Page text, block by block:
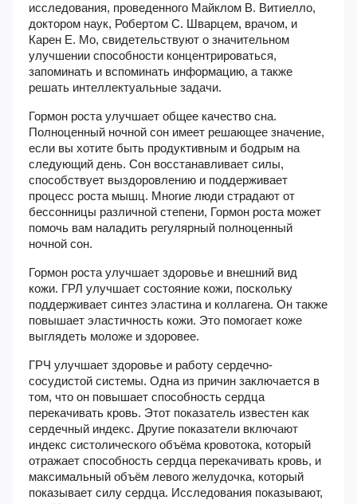
исследования, проведенного Майклом В. Витиелло,
доктором наук, Робертом С. Шварцем, врачом, и
Карен Е. Мо, свидетельствуют о значительном
улучшении способности концентрироваться,
запоминать и вспоминать информацию, а также
решать интеллектуальные задачи.
Гормон роста улучшает общее качество сна.
Полноценный ночной сон имеет решающее значение,
если вы хотите быть продуктивным и бодрым на
следующий день. Сон восстанавливает силы,
способствует выздоровлению и поддерживает
процесс роста мышц. Многие люди страдают от
бессонницы различной степени, Гормон роста может
помочь вам наладить регулярный полноценный
ночной сон.
Гормон роста улучшает здоровье и внешний вид
кожи. ГРЛ улучшает состояние кожи, поскольку
поддерживает синтез эластина и коллагена. Он также
повышает эластичность кожи. Это помогает коже
выглядеть моложе и здоровее.
ГРЧ улучшает здоровье и работу сердечно-
сосудистой системы. Одна из причин заключается в
том, что он повышает способность сердца
перекачивать кровь. Этот показатель известен как
сердечный индекс. Другие показатели включают
индекс систолического объёма кровотока, который
отражает способность сердца перекачивать кровь, и
максимальный объём левого желудочка, который
показывает силу сердца. Исследования показывают,